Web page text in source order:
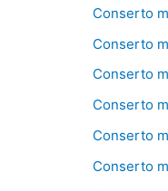
Conserto
Conserto
Conserto
Conserto
Conserto
Conserto